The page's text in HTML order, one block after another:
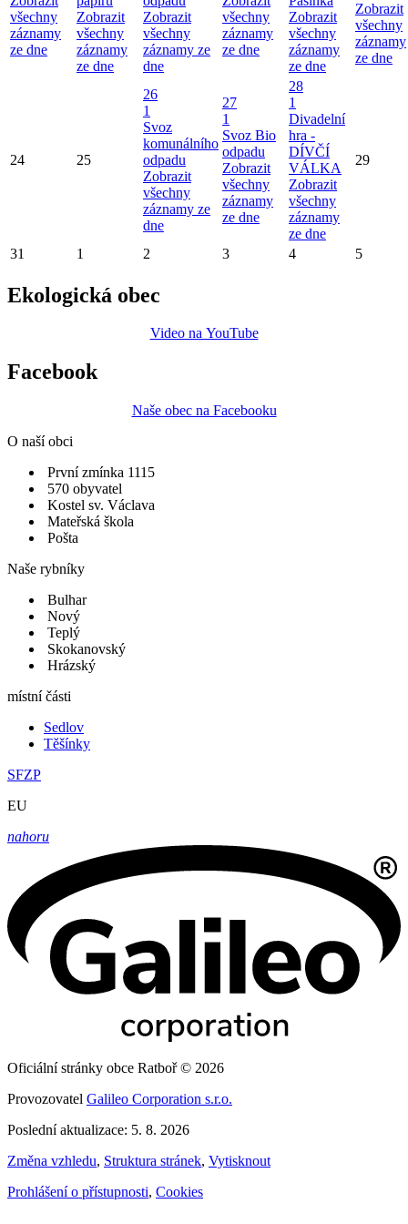
všechny
záznamy
ze dne
Zobrazit
všechny
záznamy
ze dne
Zobrazit
všechny
záznamy ze
dne
všechny
záznamy
ze dne
Zobrazit
všechny
záznamy
ze dne
Zobrazit
všechny
záznamy
ze dne
24 25
26
1
Svoz
komunálního
odpadu
Zobrazit
všechny
záznamy ze
dne
27
1
Svoz Bio
odpadu
Zobrazit
všechny
záznamy
ze dne
28
1
Divadelní
hra -
DÍVČÍ
VÁLKA
Zobrazit
všechny
záznamy
ze dne
29
31 1 2 3 4 5
Ekologická obec
Video na YouTube
Facebook
Naše obec na Facebooku
O naší obci
První zmínka 1115
570 obyvatel
Kostel sv. Václava
Mateřská škola
Pošta
Naše rybníky
Bulhar
Nový
Teplý
Skokanovský
Hrázský
místní části
Sedlov
Těšínky
SFZP
EU
nahoru
Oficiální stránky obce Ratboř © 2026
Provozovatel Galileo Corporation s.r.o.
Poslední aktualizace: 5. 8. 2026
Změna vzhledu, Struktura stránek, Vytisknout
Prohlášení o přístupnosti, Cookies